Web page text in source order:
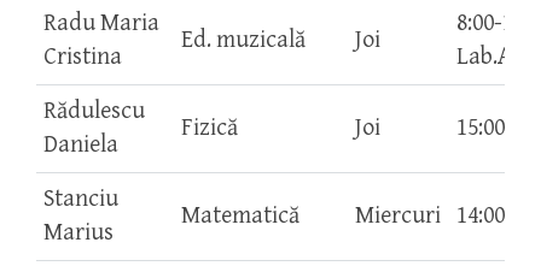
Radu Maria
Cristina
Ed. muzicală Joi
8:00-
Lab.AEL
Rădulescu
Daniela
Fizică Joi 15:00-
Stanciu
Marius
Matematică Miercuri 14:00-